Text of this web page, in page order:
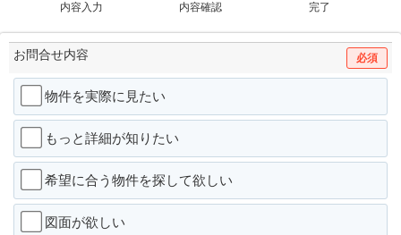
内容入力
内容確認
完了
お問合せ内容 必須
物件を実際に見たい
もっと詳細が知りたい
希望に合う物件を探して欲しい
図面が欲しい